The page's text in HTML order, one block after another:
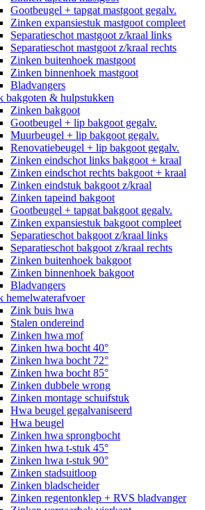
Gootbeugel + tapgat mastgoot gegalv.
Zinken expansiestuk mastgoot compleet
Separatieschot mastgoot z/kraal links
Separatieschot mastgoot z/kraal rechts
Zinken buitenhoek mastgoot
Zinken binnenhoek mastgoot
Bladvangers
bakgoten & hulpstukken
Zinken bakgoot
Gootbeugel + lip bakgoot gegalv.
Muurbeugel + lip bakgoot gegalv.
Renovatiebeugel + lip bakgoot gegalv.
Zinken eindschot links bakgoot + kraal
Zinken eindschot rechts bakgoot + kraal
Zinken eindstuk bakgoot z/kraal
Zinken tapeind bakgoot
Gootbeugel + tapgat bakgoot gegalv.
Zinken expansiestuk bakgoot compleet
Separatieschot bakgoot z/kraal links
Separatieschot bakgoot z/kraal rechts
Zinken buitenhoek bakgoot
Zinken binnenhoek bakgoot
Bladvangers
hemelwaterafvoer
Zink buis hwa
Stalen ondereind
Zinken hwa mof
Zinken hwa bocht 40°
Zinken hwa bocht 72°
Zinken hwa bocht 85°
Zinken dubbele wrong
Zinken montage schuifstuk
Hwa beugel gegalvaniseerd
Hwa beugel
Zinken hwa sprongbocht
Zinken hwa t-stuk 45°
Zinken hwa t-stuk 90°
Zinken stadsuitloop
Zinken bladscheider
Zinken regentonklep + RVS bladvanger